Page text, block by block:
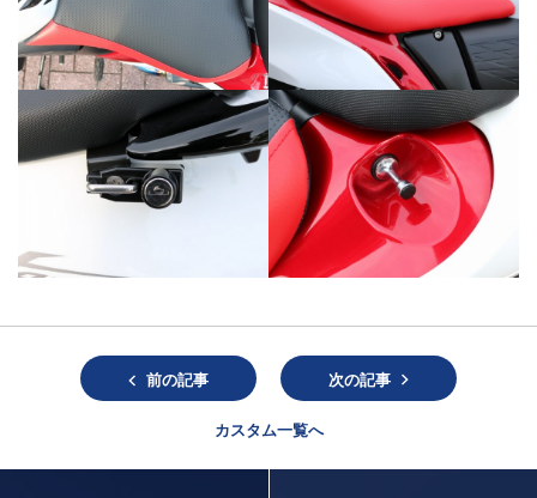
前の記事
カスタム一覧へ
次の記事